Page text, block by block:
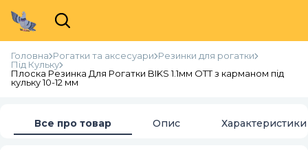
Головна Рогатки та аксесуари Резинки для рогатки
Під Кульку
Плоска Резинка Для Рогатки BIKS 1.1мм ОТТ з карманом під
кульку 10-12 мм
Все про товар Опис Характеристики